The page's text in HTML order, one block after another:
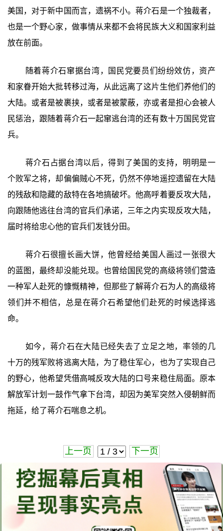
美国，对于新中国而言，遗祸不小。蒋介石是一个独裁者，
也是一个野心家，做事情从来都不会将民族大义和国家利益
放在前面。
随着蒋介石窜据台湾，国民党要员们纷纷效仿，资产
和家眷开始大批转移过海，从此远离了这片生他们养他们的
大陆。或者是被裹挟，或者是被蒙蔽，亦或者是担心会被人
民惩治，跟随着蒋介石一起窜逃台湾的还有数十万国民党官
兵。
蒋介石占据台湾以后，得到了美国的支持，明明是一
个败军之将，却偏偏贼心不死，仍然不停地遥控遗留在大陆
的残敌和隐藏的敌特在各地搞破坏。他高呼着要反攻大陆，
向跟随他逃往台湾的官兵们承诺，三年之内实现反攻大陆，
届时将给忠心他的官兵们发钱分田。
蒋介石很擅长画大饼，他曾经给美国人画过一张很大
的蓝图，最终却没能兑现。也曾给国民党的高级将领们营造
一种军人赴死的慷慨精神，但那些了解蒋介石为人的高级将
领们并不相信，总是在蒋介石希望他们赴死的时候选择逃
命。
如今，蒋介石在大陆已经失去了立足之地，率领的几
十万的残军败将逃离大陆，为了稳住军心，也为了实现自己
的野心，他希望凭借高喊反攻大陆的口号来稳住局面。原本
解放军计划一鼓作气拿下台湾，却因为美军突然入侵朝鲜而
拖延，给了蒋介石喘息之机。
上一页 下一页